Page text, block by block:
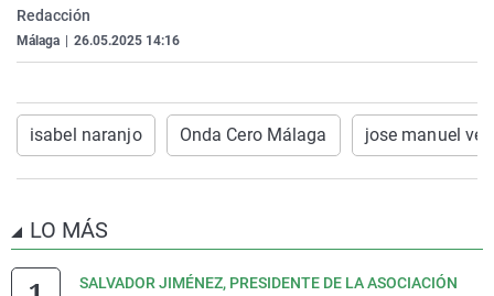
Gente viajera
Retornados
Operación Viuda
Galicia
Navarra
Televisión
Redacción
Málaga 26.05.2025 14:16
isabel naranjo Onda Cero Málaga jose manuel
LO MÁS
SALVADOR JIMÉNEZ, PRESIDENTE DE LA ASOCIACIÓN